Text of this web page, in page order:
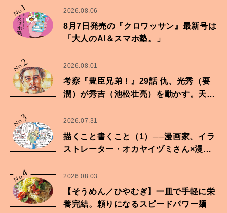
No.
1 2026.08.06
8月7日発売の『クロワッサン』最新号は
「大人のAI＆スマホ塾。」
No.2 2026.08.01
考察『豊臣兄弟！』29話 仇、光秀（要
潤）が秀吉（池松壮亮）を動かす。天下
No.3 2026.07.31
描くこと書くこと（1）──漫画家、イラ
ストレーター・オカヤイヅミさん×漫画
No.
4 2026.08.03
【そうめん／ひやむぎ】一皿で手軽に栄
養完結。頼りになるスピードパワー麺